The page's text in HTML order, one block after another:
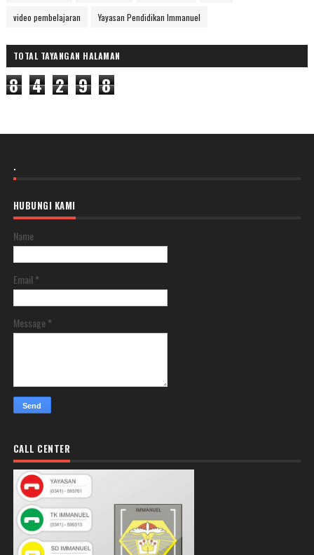
video pembelajaran Yayasan Pendidikan Immanuel
TOTAL TAYANGAN HALAMAN
8 4 2 9 8
.
HUBUNGI KAMI
Name
Email *
Message *
CALL CENTER